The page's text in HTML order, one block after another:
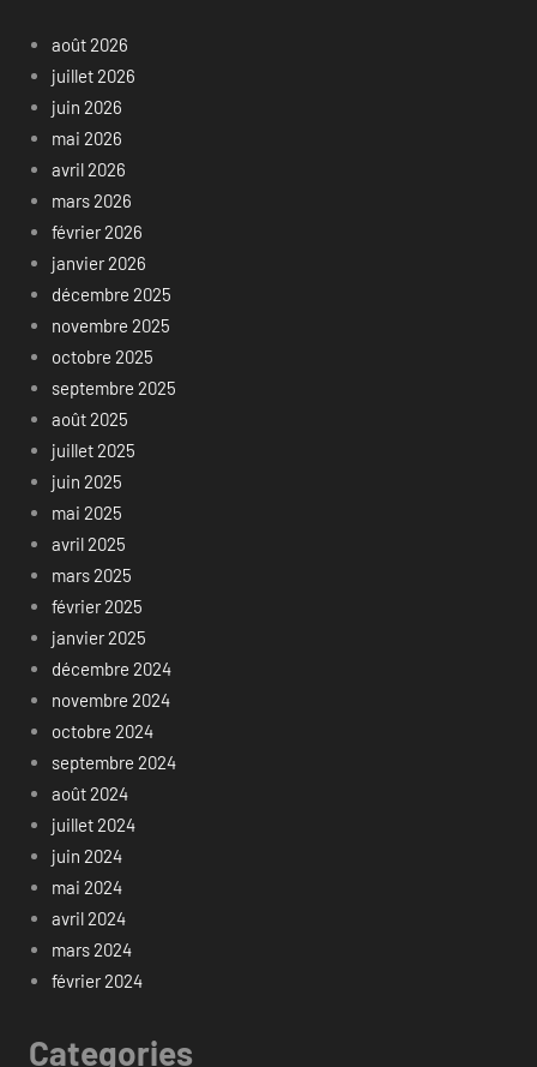
août 2026
juillet 2026
juin 2026
mai 2026
avril 2026
mars 2026
février 2026
janvier 2026
décembre 2025
novembre 2025
octobre 2025
septembre 2025
août 2025
juillet 2025
juin 2025
mai 2025
avril 2025
mars 2025
février 2025
janvier 2025
décembre 2024
novembre 2024
octobre 2024
septembre 2024
août 2024
juillet 2024
juin 2024
mai 2024
avril 2024
mars 2024
février 2024
Categories